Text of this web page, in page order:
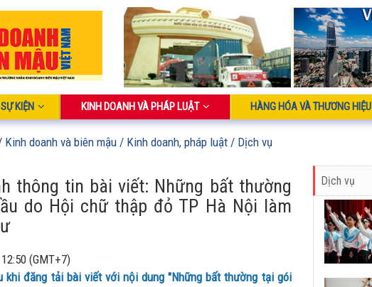
KIỆN KINH DOANH VÀ PHÁP LUẬT HÀNG HÓA VÀ THƯƠNG HIỆU
Kinh doanh và biên mậu / Kinh doanh, pháp luật / Dịch vụ
thông tin bài viết: Những bất thường
do Hội chữ thập đỏ TP Hà Nội làm
(GMT+7)
khi đăng tải bài viết với nội dung "Những bất thường tại gói
Dịch vụ